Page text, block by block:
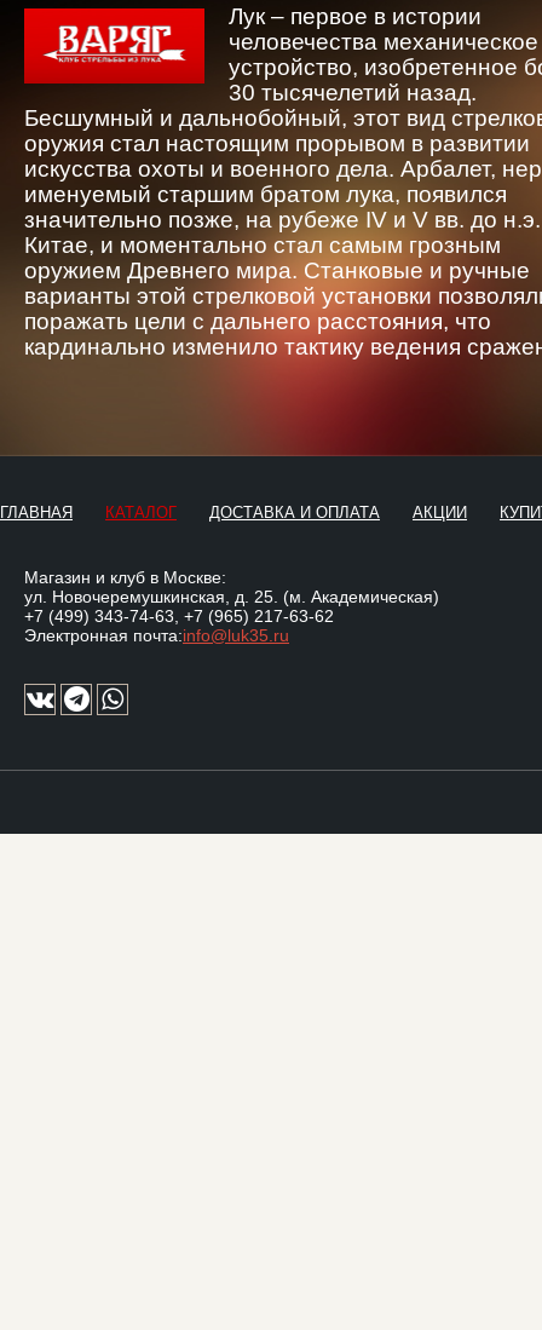
Лук – первое в истории
человечества механическое
устройство, изобретенное
30 тысячелетий назад.
Бесшумный и дальнобойный, этот вид
оружия стал настоящим прорывом в развитии
искусства охоты и военного дела. Арбалет,
именуемый старшим братом лука, появился
значительно позже, на рубеже IV и V вв. до
Китае, и моментально стал самым грозным
оружием Древнего мира. Станковые и ручные
варианты этой стрелковой установки
поражать цели с дальнего расстояния, что
кардинально изменило тактику ведения
ГЛАВНАЯ КАТАЛОГ ДОСТАВКА И ОПЛАТА АКЦИИ
Магазин и клуб в Москве:
ул. Новочеремушкинская, д. 25. (м. Академическая)
+7 (499) 343-74-63 +7 (965) 217-63-62
Электронная почта:info@luk35.ru